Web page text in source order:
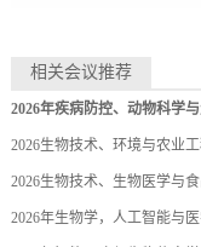
相关会议推荐
2026年疾病防控、动物科学
2026生物技术、环境与农业
2026生物技术、生物医学与
2026年生物学，人工智能与